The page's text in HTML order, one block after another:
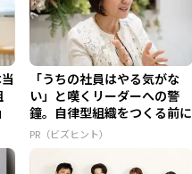
「うちの社員はやる気がな
い」と嘆くリーダーへの警
鐘。自律型組織をつくる前に
外せな...
PR（ビズヒント）